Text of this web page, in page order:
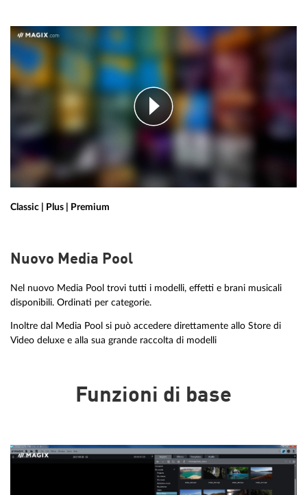
Classic | Plus | Premium
Nuovo Media Pool
Nel nuovo Media Pool trovi tutti i modelli, effetti e brani musicali
disponibili. Ordinati per categorie.
Inoltre dal Media Pool si può accedere direttamente allo Store di
Video deluxe e alla sua grande raccolta di modelli
Funzioni di base